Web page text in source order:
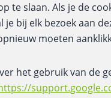
te slaan. Als je de
je bij elk bezoek aan
moeten
het gebruik van de